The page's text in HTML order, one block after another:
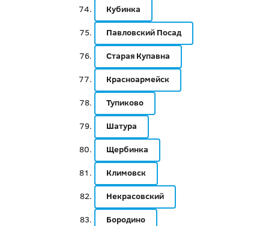
Кубинка
Павловский Посад
Старая Купавна
Красноармейск
Тупиково
Шатура
Щербинка
Климовск
Некрасовский
Бородино